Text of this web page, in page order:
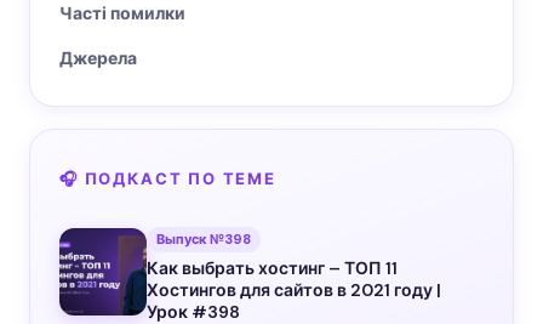
Часті помилки
Джерела
🎧 ПОДКАСТ ПО ТЕМЕ
Выпуск №398
Как выбрать хостинг – ТОП 11
Хостингов для сайтов в 2021 году |
Урок #398